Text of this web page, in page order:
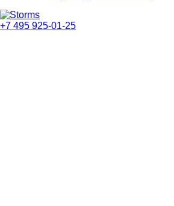
+7 495 925-01-25